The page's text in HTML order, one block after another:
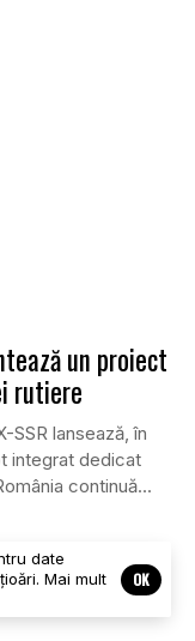
un proiect
rutiere
SSR lansează, în
integrat dedicat
continuă...
date
Mai mult
OK